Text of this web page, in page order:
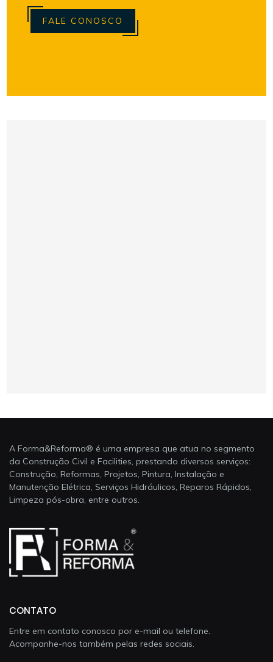
FALE CONOSCO
A Forma&Reforma® é uma empresa que atua no segmento
da Construção Civil e Facilities, prestando diversos serviços:
Construção, Reformas, Projetos, Pintura, Instalação e
Manutenção Elétrica, Serviços Hidráulicos, Reparos Rápidos,
Limpeza pós-obra, entre outros.
CONTATO
Entre em contato conosco por e-mail ou telefone.
Acompanhe-nos também pelas redes sociais.